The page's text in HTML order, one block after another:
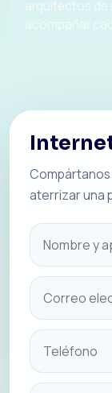
arquitectos de
acompañar
Compártanos
aterrizar una